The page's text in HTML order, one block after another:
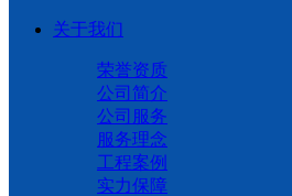
关于我们
荣誉资质
公司简介
公司服务
服务理念
工程案例
实力保障